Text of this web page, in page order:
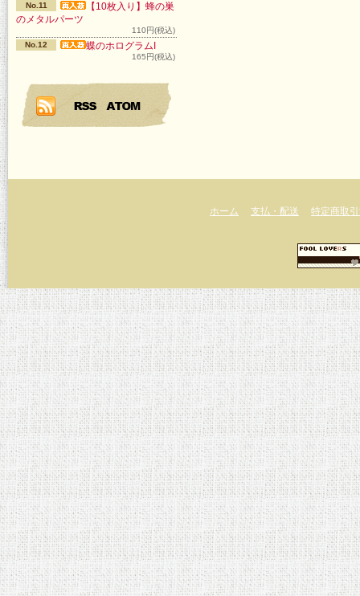
No.11
【10枚入り】蜂の巣
のメタルパーツ
110円(税込)
No.12
蝶のホログラムI
165円(税込)
ホーム 支払・配送 特定商取